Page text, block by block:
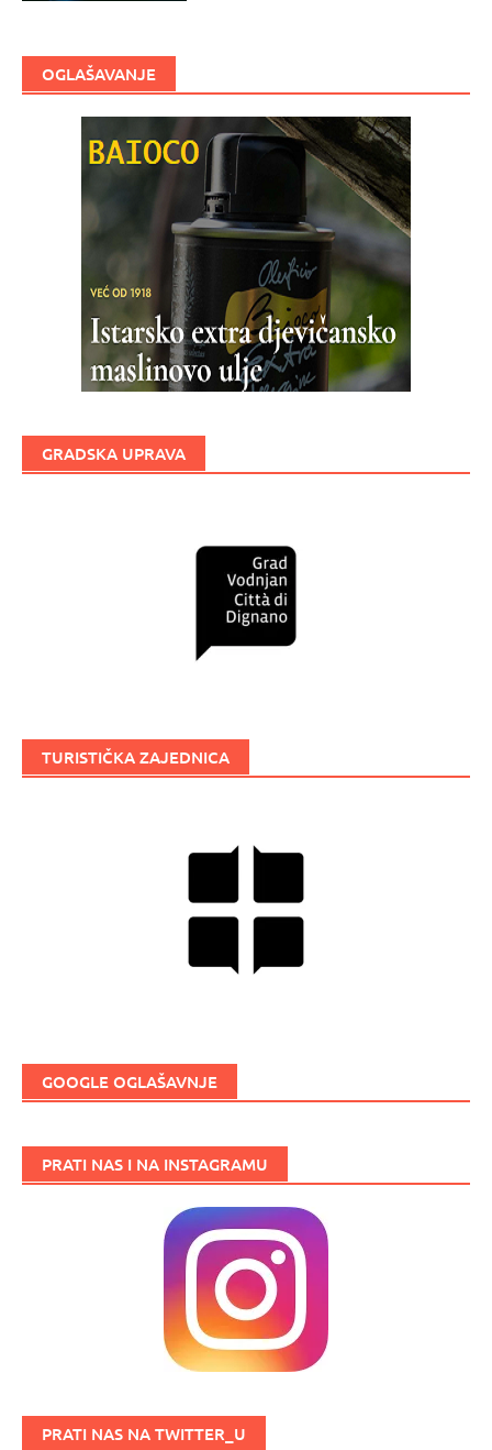
OGLAŠAVANJE
GRADSKA UPRAVA
TURISTIČKA ZAJEDNICA
GOOGLE OGLAŠAVNJE
PRATI NAS I NA INSTAGRAMU
PRATI NAS NA TWITTER_U